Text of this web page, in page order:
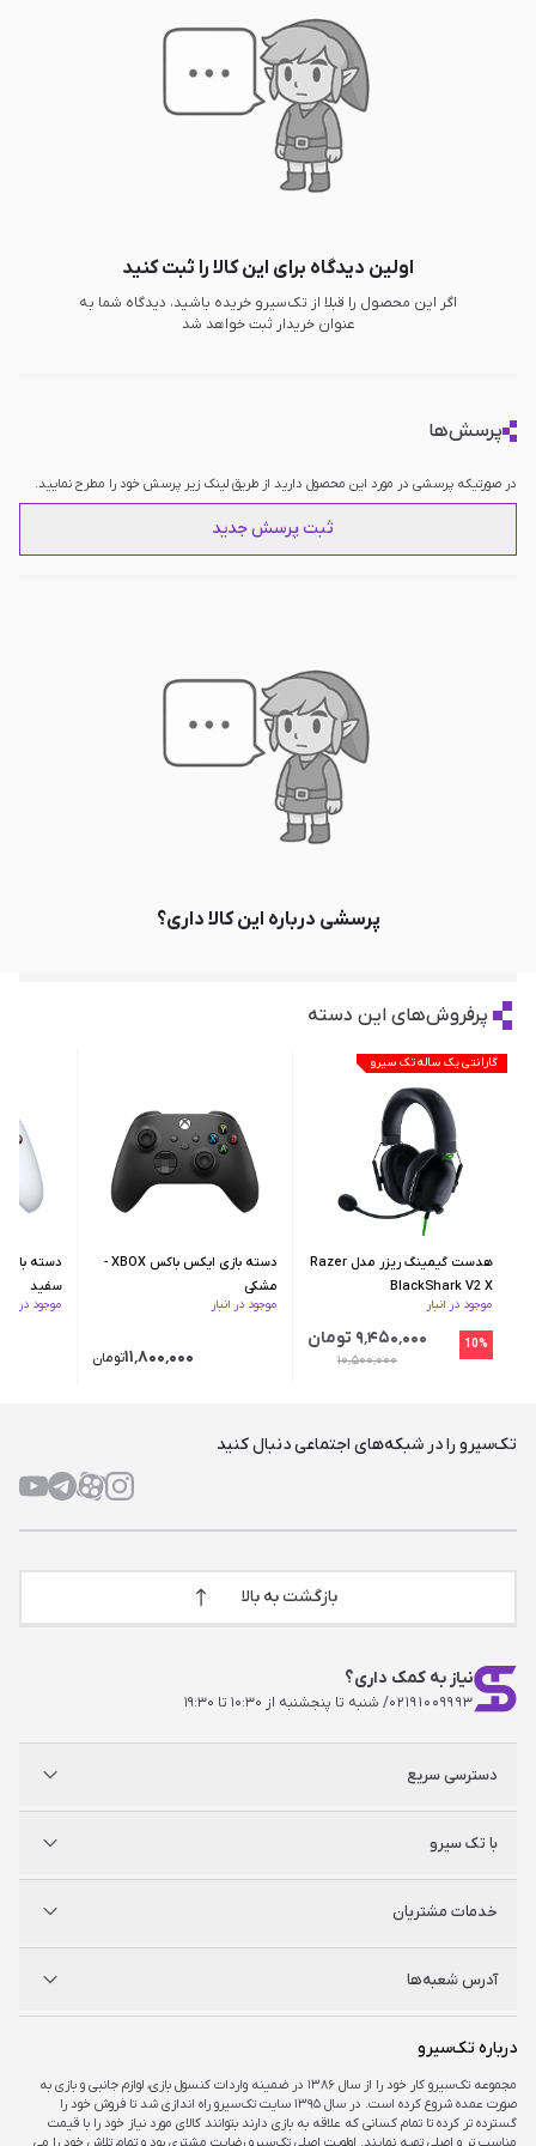
اولین دیدگاه برای این کالا را ثبت کنید
اگر این محصول را قبلا از تک‌سیرو خریده باشید، دیدگاه شما به
عنوان خریدار ثبت خواهد شد
پرسش‌ها
در صورتیکه پرسشی در مورد این محصول دارید از طریق لینک زیر پرسش خود را مطرح نمایید.
ثبت پرسش جدید
پرسشی درباره این کالا داری؟
پرفروش‌های این دسته
گارانتی یک ساله تک سیرو
هدست گیمینگ ریزر مدل Razer
BlackShark V2 X
موجود در انبار
10% ۹٬۴۵۰٬۰۰۰ تومان
۱۰٬۵۰۰٬۰۰۰
دسته بازی ایکس‌ باکس XBOX -
مشکی
موجود در انبار
۱۱٬۸۰۰٬۰۰۰تومان
سفید
موجود در
تک‌سیرو را در شبکه‌های اجتماعی دنبال کنید
نیاز به کمک داری؟
۰۲۱۹۱۰۰۹۹۹۳/ شنبه تا پنجشنبه از ۱۰:۳۰ تا ۱۹:۳۰
بازگشت به بالا
دسترسی سریع
ایکس‌باکس
شگفت سیرو
با تک سیرو
راه‌های ارتباطی
مجله خبری
خدمات مشتریان
راهنمای اکانت‌ها
شرایط و قوانین
آدرس شعبه‌ها
شعبه مرکزی
شعبه چارسو
تهران، خیابان جمهوری، تقاطع حافظ، پاساژ چارسو، طبقه منفی یک، پلاک A۴۸
درباره تک‌سیرو
مجموعه تک‌سیرو کار خود را از سال ۱۳۸۶ در ضمینه واردات کنسول بازی، لوازم جانبی و بازی به
صورت عمده شروع کرده است. در سال ۱۳۹۵ سایت تک‌سیرو راه اندازی شد تا فروش خود را
گسترده تر کرده تا تمام کسانی که علاقه به بازی دارند بتوانند کالای مورد نیاز خود را با قیمت
مناسب تر و اصلی تهیه نمایند. اولویت اصلی تک‌سیرو رضایت مشتری بود و تمام تلاش خود را می